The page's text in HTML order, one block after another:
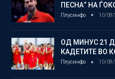
ПЕСНА“ НА
Плусинфо 10/
ОД МИНУС 21
КАДЕТИТЕ ВО
Плусинфо 10/